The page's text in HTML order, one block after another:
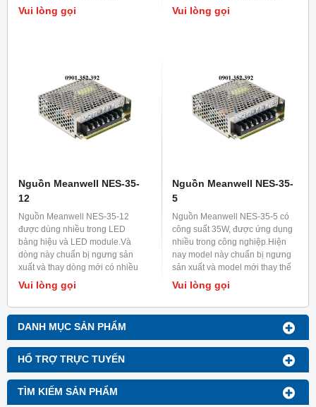
DANH MỤC SẢN PHẨM
HỔ TRỢ TRỰC TUYẾN
TÌM KIẾM SẢN PHẨM
Vui lòng gọi
hơn.
Vui lòng gọi
Nguồn Meanwell NES-35-
12
Nguồn Meanwell NES-35-12
được dùng nhiều trong LED
bảng hiệu và LED module.Và
dòng này chuẩn bị ngưng sản
xuất và thay dòng mới có nhiều
tính năng hơn đó là dòng LRS-
Vui lòng gọi
Nguồn Meanwell NES-35-
5
Nguồn Meanwell NES-35-5 có
công suất 35W, được ứng dụng
nhiều trong công nghiệp.Hiện
nay model này chuẩn bị ngưng
sản xuất và model mới thay thế
LRS-35-5.
Vui lòng gọi